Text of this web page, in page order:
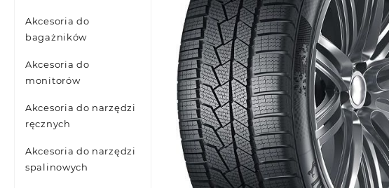
Akcesoria do
bagażników
Akcesoria do
monitorów
Akcesoria do narzędzi
ręcznych
Akcesoria do narzędzi
spalinowych